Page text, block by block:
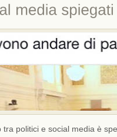
tra politici e social media è